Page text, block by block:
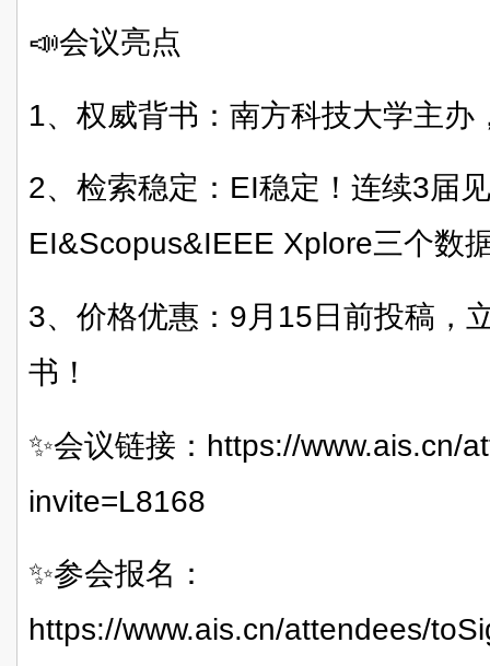
📣会议亮点
1、权威背书： 南方科技大学主办
2、检索稳定：EI稳定！连续3届
EI&Scopus&IEEE Xplore三个数
3、价格优惠：9月15日前投稿，
书！
✨会议链接：https://www.ais.cn/
invite=L8168
✨参会报名：
https://www.ais.cn/attendees/